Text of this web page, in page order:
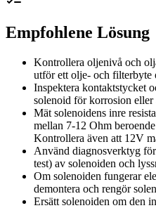
Empfohlene Lösung
Kontrollera oljenivå och
utför ett olje- och filterbyte
Inspektera kontaktstycket
solenoid för korrosion eller
Mät solenoidens inre
mellan 7-12 Ohm
Kontrollera även att 12V
Använd diagnosverktyg
test) av solenoiden och
Om solenoiden fungerar
demontera och rengör
Ersätt solenoiden om den